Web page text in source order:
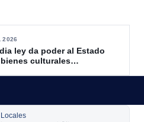
2026
ley da poder al Estado
culturales
Locales